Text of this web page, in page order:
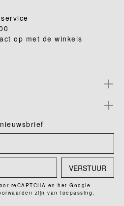
op met de winkels
VERSTUUR
reCAPTCHA en het Google
zijn van toepassing.